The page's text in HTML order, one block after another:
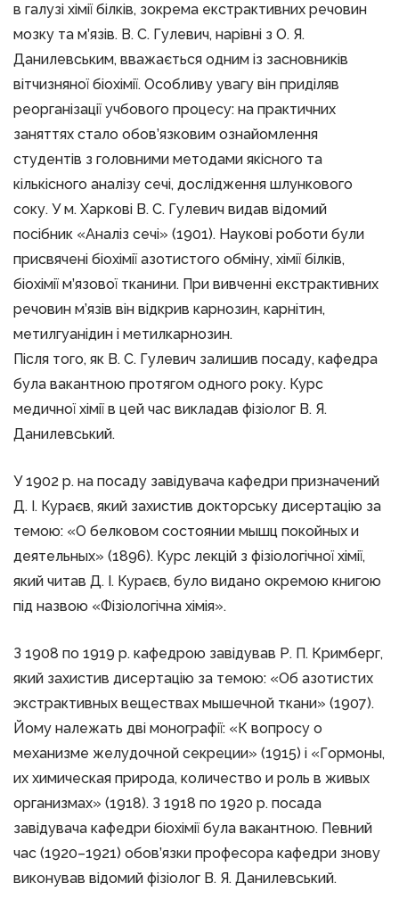
в галузі хімії білків, зокрема екстрактивних речовин
мозку та м’язів. B. C. Гулевич, нарівні з О. Я.
Данилевським, вважається одним із засновників
вітчизняної біохімії. Особливу увагу він приділяв
реорганізації учбового процесу: на практичних
заняттях стало обов’язковим ознайомлення
студентів з головними методами якісного та
кількісного аналізу сечі, дослідження шлункового
соку. У м. Харкові В. С. Гулевич видав відомий
посібник «Аналіз сечі» (1901). Наукові роботи були
присвячені біохімії азотистого обміну, хімії білків,
біохімії м’язової тканини. При вивченні екстрактивних
речовин м’язів він відкрив карнозин, карнітин,
метилгуанідин і метилкарнозин.
Після того, як В. С. Гулевич залишив посаду, кафедра
була вакантною протягом одного року. Курс
медичної хімії в цей час викладав фізіолог В. Я.
Данилевський.
У 1902 р. на посаду завідувача кафедри призначений
Д. І. Кураєв, який захистив докторську дисертацію за
темою: «О белковом состоянии мышц покойных и
деятельных» (1896). Курс лекцій з фізіологічної хімії,
який читав Д. І. Кураєв, було видано окремою книгою
під назвою «Фізіологічна хімія».
З 1908 по 1919 р. кафедрою завідував Р. П. Кримберг,
який захистив дисертацію за темою: «Об азотистих
экстрактивных веществах мышечной ткани» (1907).
Йому належать дві монографії: «К вопросу о
механизме желудочной секреции» (1915) і «Гормоны,
их химическая природа, количество и роль в живых
организмах» (1918). З 1918 по 1920 р. посада
завідувача кафедри біохімії була вакантною. Певний
час (1920–1921) обов’язки професора кафедри знову
виконував відомий фізіолог В. Я. Данилевський.